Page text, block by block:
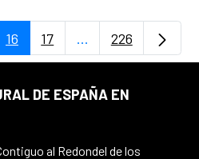
Use TAB para
Página
16 Página
17 ...PáginasPágina
226
DE ESPAÑA EN
al Redondel de los